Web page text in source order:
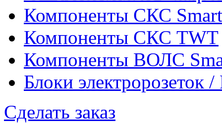
Компоненты СКС
Компоненты СКС TWT
Компоненты ВОЛС
Блоки электророзеток
Сделать заказ